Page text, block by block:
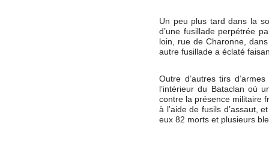
Un peu plus tard dans la
d’une fusillade perpétrée
loin, rue de Charonne,
autre fusillade a éclaté
Outre d’autres tirs
l’intérieur du Bataclan où
contre la présence militaire
à l’aide de fusils d’assaut,
eux 82 morts et plusieurs